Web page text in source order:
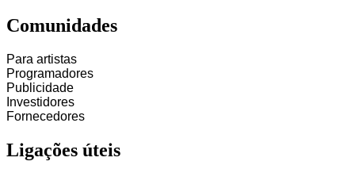
Comunidades
Para artistas
Programadores
Publicidade
Investidores
Fornecedores
Ligações úteis